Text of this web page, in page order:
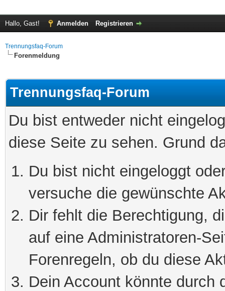
Hallo, Gast! Anmelden Registrieren
Trennungsfaq-Forum
Forenmeldung
Trennungsfaq-Forum
Du bist entweder nicht
diese Seite zu sehen. Grund
Du bist nicht eingeloggt
versuche die gewünschte
Dir fehlt die Berechtigung,
auf eine Administratoren-
Forenregeln, ob du diese
Dein Account könnte durch